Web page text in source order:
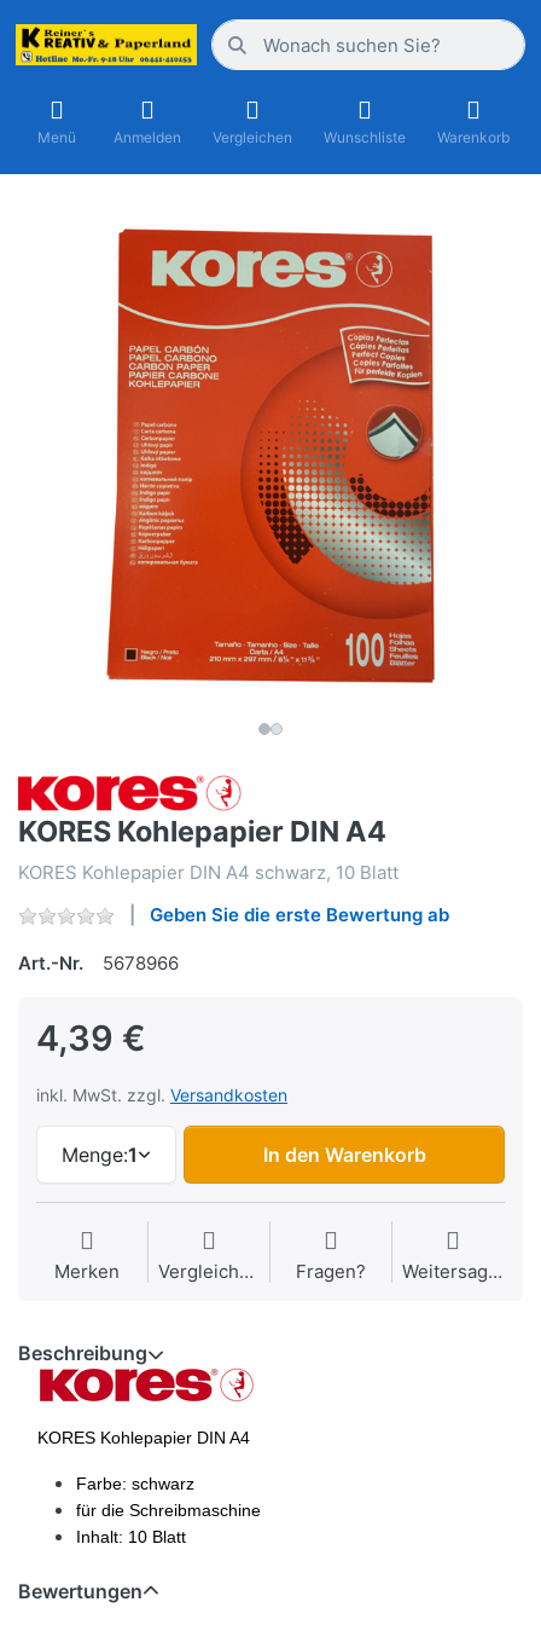
Menü Anmelden Vergleichen Wunschliste Warenkorb
KORES Kohlepapier DIN A4
KORES Kohlepapier DIN A4 schwarz, 10 Blatt
Geben Sie die erste Bewertung ab
Art.-Nr. 5678966
4,39 €
inkl. MwSt. zzgl. Versandkosten
Menge:1 In den Warenkorb
Merken Vergleichen Fragen? Weitersagen
Beschreibung
KORES Kohlepapier DIN A4
Farbe: schwarz
für die Schreibmaschine
Inhalt: 10 Blatt
Bewertungen